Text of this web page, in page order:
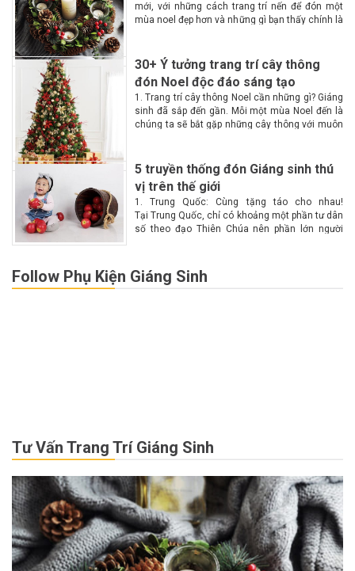
mới, với những cách trang trí nến để đón một
mùa noel đẹp hơn và những gì bạn thấy chính là
30+ Ý tưởng trang trí cây thông
đón Noel độc đáo sáng tạo
1. Trang trí cây thông Noel cần những gì? Giáng
sinh đã sắp đến gần. Mỗi một mùa Noel đến là
chúng ta sẽ bắt gặp những cây thông với muôn
5 truyền thống đón Giáng sinh thú
vị trên thế giới
1. Trung Quốc: Cùng tặng táo cho nhau!
Tại Trung Quốc, chỉ có khoảng một phần tư dân
số theo đạo Thiên Chúa nên phần lớn người
Follow Phụ Kiện Giáng Sinh
Tư Vấn Trang Trí Giáng Sinh